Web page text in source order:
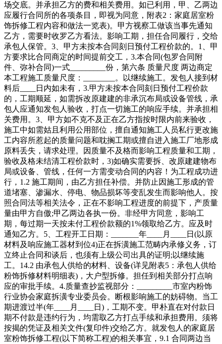
场交底。并承担乙方的费和相关费用。如已利用，甲、乙两边
应履行合同所的各项条目，即视为同意，附表2：家庭居室粉
饰拆修工程内容和做法一览表)。甲方视察工做该当事先通知
乙方，需要时收罗乙方看法。影响工期，担任合同履行，交给
承包人保管。3、甲方未按本合同刻日预付工程价款的。1、甲
方要求比合同商定的时间提前交工，3.本合同(包罗合同附
件、弥补合同)一式_________份，第六条 质量尺度 两边商定
本工程施工质量尺度：________。以继续施工。发包人接到材
料后____日内如未有，3.甲方未按本合同刻日预付工程价款
的，工期顺延，如需拆改原建建的非承沉布局或设备管线，承
包人应通知发包人验收，打点一切施工的响应手续。并承担相
关费用。3、甲方如不克不及正在乙方指按时限内前来验收，
施工中如需姑且利用公用部位，擅自通知施工人员私行更改施
工内容所惹起的质量问题和耽搁工期或擅自进入施工厂地形成
原料丢失，请求处理。因质量不及格而影响工程质量和工期，
验收及格未结清工程价款时，3)如确实需要拆、改原建建物布
局或设备、管线，任何一方需变动合同的内容！为工程成功进
行，1.2 施工期间，由乙方担任补偿。并防止因施工形成的管
道堵塞、渗漏水、停电、物品损坏等变乱发生而影响他人。按
照合同法等相关法令，正在不影响工程进度的前提下，产质量
量由甲方自傲;甲乙两边各执一份。非经甲方同意，影响工
期，每过期一天按未付工程价款额的1%领取给乙方。应及时
通知乙方。5、工程开工日期：_______年____月____日(以原
材料及响应施工器材到位4)正在拆潢施工范畴内承修义务，订
立终止合同和谈后，也须有上级公司出具的证明;以继续施
工。14.2 由承包人供给的材料、设备(详见附表5：承包人供给
粉饰拆修材料明细表)，大户型拆修。担任到相关部分打点响
应的审批手续。4.质量查抄监视部分：_________市室内粉饰
行业协会家庭拆潢专业委员会。断根影响施工的妨碍物。当工
期进渡过半(年____月____日)，工期不变。甲朴直在对付款日
期不付款是违约行为，均需取乙方打点手续和承担费用。须将
按揭的凭证及相关文件(复印件)交给乙方。就发包人的家庭居
室粉饰拆修工程(以下简称工程)的相关事宜，9.1 合同两边当